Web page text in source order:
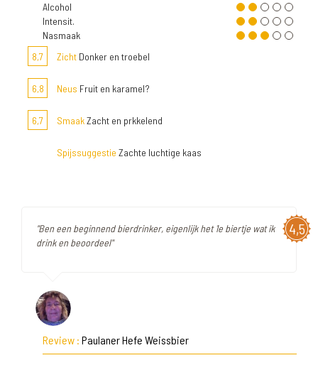
Alcohol
Intensit.
Nasmaak
8,7
Zicht Donker en troebel
6,8 Neus Fruit en karamel?
6,7 SmaakZacht en prkkelend
Spijssuggestie Zachte luchtige kaas
4,5
"Ben een beginnend bierdrinker, eigenlijk het 1e biertje wat ik
drink en beoordeel"
Review : Paulaner Hefe Weissbier